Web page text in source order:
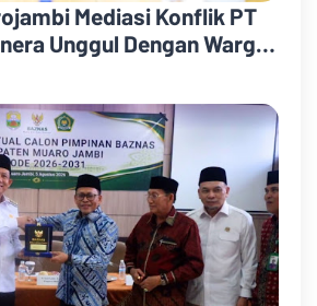
Mediasi Konflik PT
Unggul Dengan Warga